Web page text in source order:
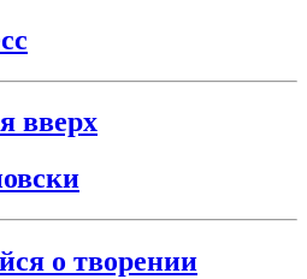
вверх
о творении